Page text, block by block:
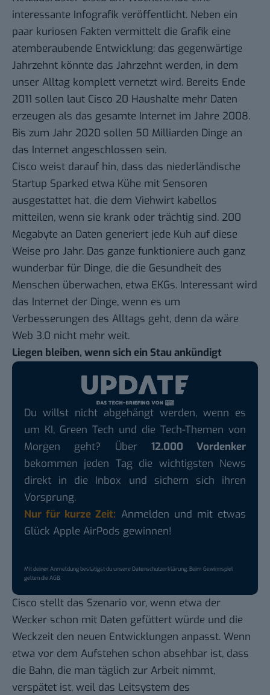
interessante Infografik veröffentlicht. Neben ein
paar kuriosen Fakten vermittelt die Grafik eine
atemberaubende Entwicklung: das gegenwärtige
Jahrzehnt könnte das Jahrzehnt werden, in dem
unser Alltag komplett vernetzt wird. Bereits Ende
2011 sollen laut Cisco 20 Haushalte mehr Daten
erzeugen als das gesamte Internet im Jahre 2008.
Bis zum Jahr 2020 sollen 50 Milliarden Dinge an
das Internet angeschlossen sein.
Cisco weist darauf hin, dass das niederländische
Startup Sparked etwa Kühe mit Sensoren
ausgestattet hat, die dem Viehwirt kabellos
mitteilen, wenn sie krank oder trächtig sind. 200
Megabyte an Daten generiert jede Kuh auf diese
Weise pro Jahr. Das ganze funktioniere auch ganz
wunderbar für Dinge, die die Gesundheit des
Menschen überwachen, etwa EKGs. Interessant wird
das Internet der Dinge, wenn es um
Verbesserungen des Alltags geht, denn da wäre
Web 3.0 nicht mehr weit.
Liegen bleiben, wenn sich ein Stau ankündigt
Du willst nicht abgehängt werden, wenn es
um KI, Green Tech und die Tech-Themen von
Morgen geht? Über 12.000 Vordenker
bekommen jeden Tag die wichtigsten News
direkt in die Inbox und sichern sich ihren
Vorsprung.
Nur für kurze Zeit: Anmelden und mit etwas
Glück Apple AirPods gewinnen!
Mit deiner Anmeldung bestätigst du unsereDatenschutzerklärung. Beim Gewinnspiel
gelten dieAGB.
Cisco stellt das Szenario vor, wenn etwa der
Wecker schon mit Daten gefüttert würde und die
Weckzeit den neuen Entwicklungen anpasst. Wenn
etwa vor dem Aufstehen schon absehbar ist, dass
die Bahn, die man täglich zur Arbeit nimmt,
verspätet ist, weil das Leitsystem des